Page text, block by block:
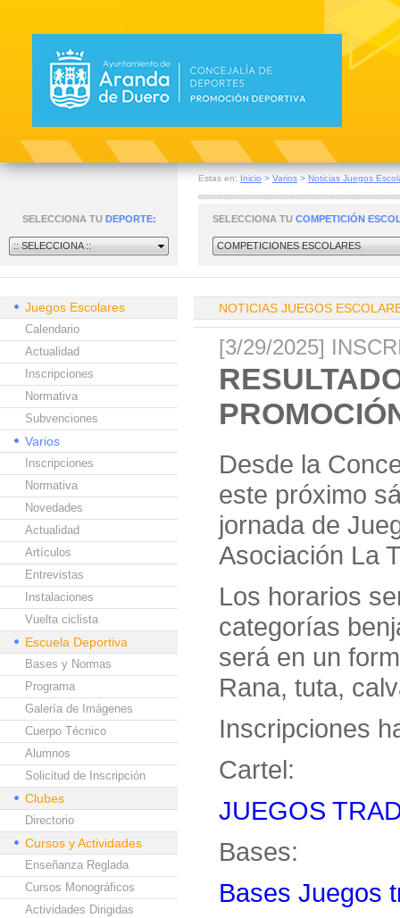
Estas en: Inicio > Varios > Noticias Juegos
SELECCIONA TU DEPORTE:
:: SELECCIONA ::
SELECCIONA TU COMPETICIÓN
COMPETICIONES ESCOLARES
Juegos Escolares
Calendario
Actualidad
Inscripciones
Normativa
Subvenciones
Varios
Inscripciones
Normativa
Novedades
Actualidad
Artículos
Entrevistas
Instalaciones
Vuelta ciclista
Escuela Deportiva
Bases y Normas
Programa
Galería de Imágenes
Cuerpo Técnico
Alumnos
Solicitud de Inscripción
Clubes
Directorio
Cursos y Actividades
Enseñanza Reglada
Cursos Monográficos
Actividades Dirigidas
NOTICIAS JUEGOS
[3/29/2025]
Desde la
este próximo
jornada de
Asociación La
Los horarios
categorías
será en un
Rana, tuta,
Inscripciones
Cartel:
JUEGOS
Bases:
Bases Juegos